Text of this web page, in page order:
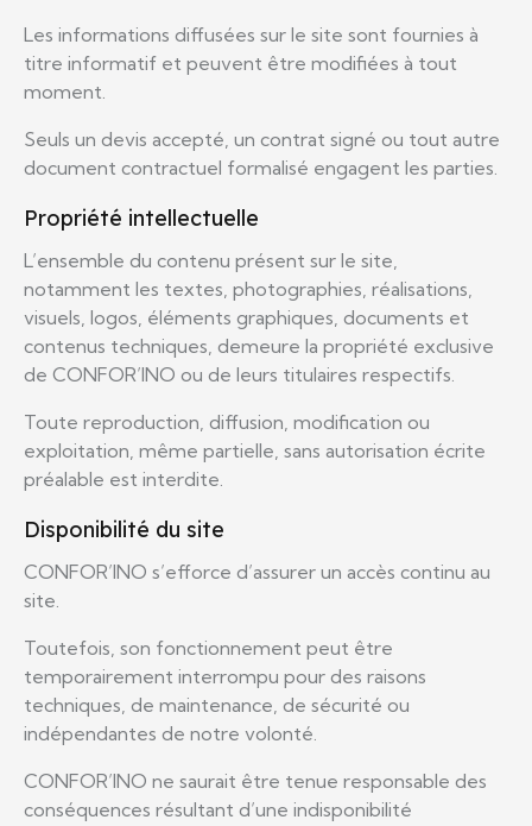
Les informations diffusées sur le site sont fournies à
titre informatif et peuvent être modifiées à tout
moment.
Seuls un devis accepté, un contrat signé ou tout autre
document contractuel formalisé engagent les parties.
Propriété intellectuelle
L’ensemble du contenu présent sur le site,
notamment les textes, photographies, réalisations,
visuels, logos, éléments graphiques, documents et
contenus techniques, demeure la propriété exclusive
de CONFOR’INO ou de leurs titulaires respectifs.
Toute reproduction, diffusion, modification ou
exploitation, même partielle, sans autorisation écrite
préalable est interdite.
Disponibilité du site
CONFOR’INO s’efforce d’assurer un accès continu au
site.
Toutefois, son fonctionnement peut être
temporairement interrompu pour des raisons
techniques, de maintenance, de sécurité ou
indépendantes de notre volonté.
CONFOR’INO ne saurait être tenue responsable des
conséquences résultant d’une indisponibilité